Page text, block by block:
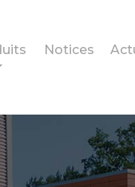
Notices